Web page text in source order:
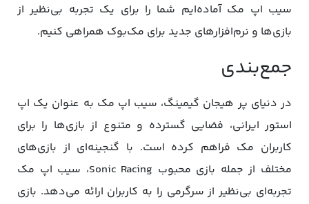
سیب اپ مک آماده‌ایم شما را برای یک تجربه بی‌نظیر از
بازی‌ها و نرم‌افزارهای جدید برای مک‌بوک همراهی کنیم.
جمع‌بندی
در دنیای پر هیجان گیمینگ، سیب اپ مک به عنوان یک اپ
استور ایرانی، فضایی گسترده و متنوع از بازی‌ها را برای
کاربران مک فراهم کرده است. با گنجینه‌ای از بازی‌های
مختلف از جمله بازی محبوب Sonic Racing، سیب اپ مک
تجربه‌ای بی‌نظیر از سرگرمی را به کاربران ارائه می‌دهد. بازی